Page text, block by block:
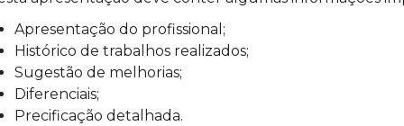
Apresentação do profissional;
Histórico de trabalhos realizados;
Sugestão de melhorias;
Diferenciais;
Precificação detalhada.